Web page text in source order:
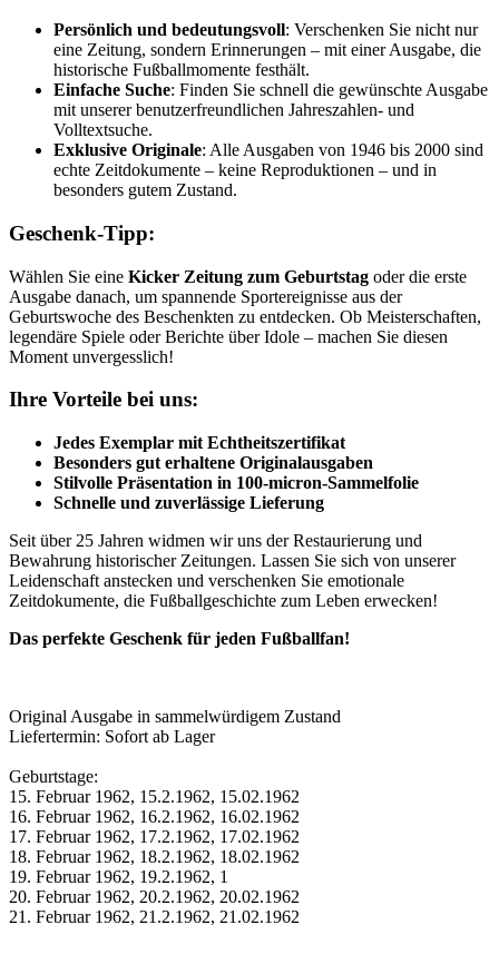
Persönlich und bedeutungsvoll: Verschenken Sie nicht nur
eine Zeitung, sondern Erinnerungen – mit einer Ausgabe, die
historische Fußballmomente festhält.
Einfache Suche: Finden Sie schnell die gewünschte Ausgabe
mit unserer benutzerfreundlichen Jahreszahlen- und
Volltextsuche.
Exklusive Originale: Alle Ausgaben von 1946 bis 2000 sind
echte Zeitdokumente – keine Reproduktionen – und in
besonders gutem Zustand.
Geschenk-Tipp:
Wählen Sie eine Kicker Zeitung zum Geburtstag oder die erste
Ausgabe danach, um spannende Sportereignisse aus der
Geburtswoche des Beschenkten zu entdecken. Ob Meisterschaften,
legendäre Spiele oder Berichte über Idole – machen Sie diesen
Moment unvergesslich!
Ihre Vorteile bei uns:
Jedes Exemplar mit Echtheitszertifikat
Besonders gut erhaltene Originalausgaben
Stilvolle Präsentation in 100-micron-Sammelfolie
Schnelle und zuverlässige Lieferung
Seit über 25 Jahren widmen wir uns der Restaurierung und
Bewahrung historischer Zeitungen. Lassen Sie sich von unserer
Leidenschaft anstecken und verschenken Sie emotionale
Zeitdokumente, die Fußballgeschichte zum Leben erwecken!
Das perfekte Geschenk für jeden Fußballfan!
Original Ausgabe in sammelwürdigem Zustand
Liefertermin: Sofort ab Lager
Geburtstage:
15. Februar 1962, 15.2.1962, 15.02.1962
16. Februar 1962, 16.2.1962, 16.02.1962
17. Februar 1962, 17.2.1962, 17.02.1962
18. Februar 1962, 18.2.1962, 18.02.1962
19. Februar 1962, 19.2.1962, 1
20. Februar 1962, 20.2.1962, 20.02.1962
21. Februar 1962, 21.2.1962, 21.02.1962